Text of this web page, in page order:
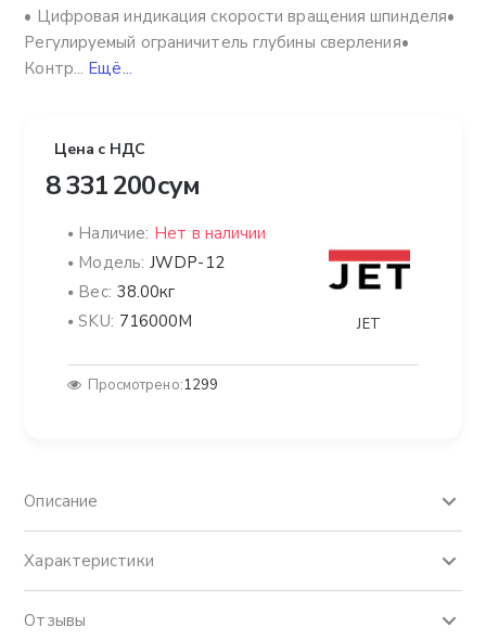
• Цифровая индикация скорости вращения шпинделя•
Регулируемый ограничитель глубины сверления•
Контр... Ещё...
Цена с НДС
8 331 200 сум
Наличие: Нет в наличии
Модель: JWDP-12
Вес: 38.00кг
SKU: 716000M JET
Просмотрено:1299
Описание
Характеристики
Отзывы